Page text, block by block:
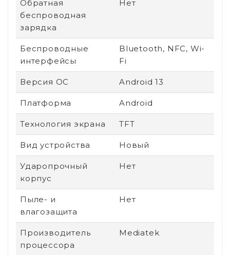
Обратная
беспроводная
зарядка
Нет
Беспроводные
интерфейсы
Bluetooth, NFC, Wi-
Fi
Версия ОС Android 13
Платформа Android
Технология экрана TFT
Вид устройства Новый
Ударопрочный
корпус
Нет
Пыле- и
влагозащита
Нет
Производитель
процессора
Mediatek